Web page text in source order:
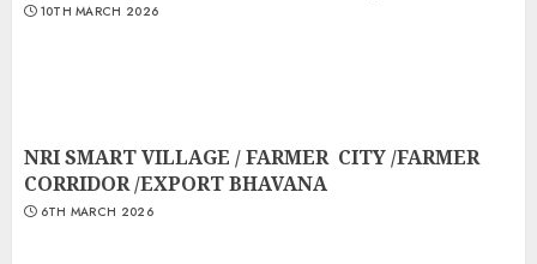
10TH MARCH 2026
NRI SMART VILLAGE / FARMER CITY /FARMER
CORRIDOR /EXPORT BHAVANA
6TH MARCH 2026